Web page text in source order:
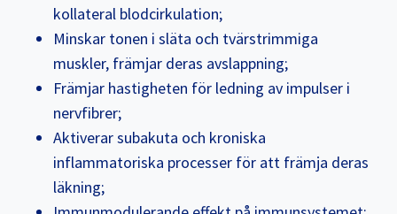
kollateral blodcirkulation;
Minskar tonen i släta och tvärstrimmiga
muskler, främjar deras avslappning;
Främjar hastigheten för ledning av impulser i
nervfibrer;
Aktiverar subakuta och kroniska
inflammatoriska processer för att främja deras
läkning;